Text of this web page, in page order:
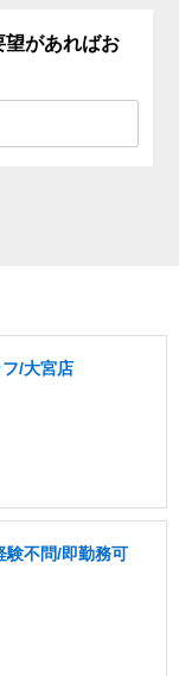
望があればお
/大宮店
験不問/即勤務可